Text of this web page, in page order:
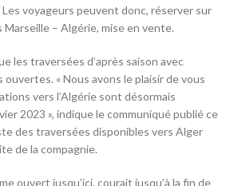
Les voyageurs peuvent donc, réserver sur
– Algérie, mise en vente.
les traversées d’après saison avec
ouvertes. « Nous avons le plaisir de vous
vers l’Algérie sont désormais
2023 », indique le communiqué publié ce
des traversées disponibles vers Alger
de la compagnie.
ouvert jusqu’ici, courait jusqu’à la fin de